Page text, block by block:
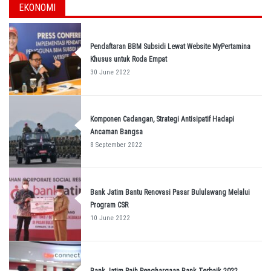
EKONOMI
Pendaftaran BBM Subsidi Lewat Website MyPertamina
Khusus untuk Roda Empat
30 June 2022
Komponen Cadangan, Strategi Antisipatif Hadapi
Ancaman Bangsa
8 September 2022
Bank Jatim Bantu Renovasi Pasar Bululawang Melalui
Program CSR
10 June 2022